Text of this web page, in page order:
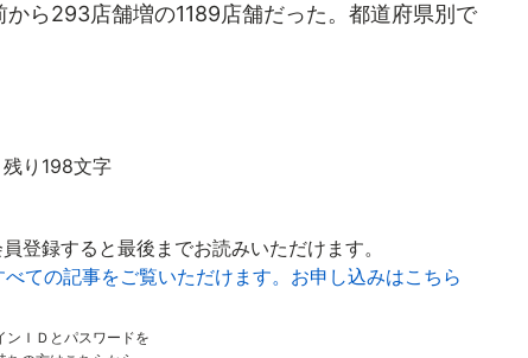
ら293店舗増の1189店舗だった。都道府県別で
残り198文字
登録すると最後までお読みいただけます。
ての記事をご覧いただけます。お申し込みはこちら
ンＩＤとパスワードを